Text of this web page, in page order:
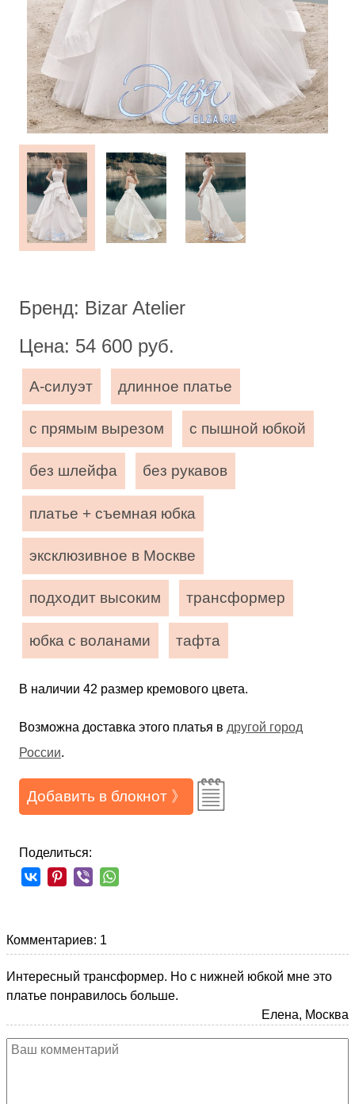
Бренд: Bizar Atelier
Цена: 54 600 руб.
А-силуэт длинное платье
с прямым вырезом с пышной юбкой
без шлейфа без рукавов
платье + съемная юбка
эксклюзивное в Москве
подходит высоким трансформер
юбка с воланами тафта
В наличии 42 размер кремового цвета.
Возможна доставка этого платья в другой город
России.
Добавить в блокнот 》
Поделиться:
Комментариев: 1
Интересный трансформер. Но с нижней юбкой мне это
платье понравилось больше.
Елена, Москва